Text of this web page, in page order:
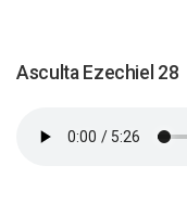
Asculta Ezechiel 28